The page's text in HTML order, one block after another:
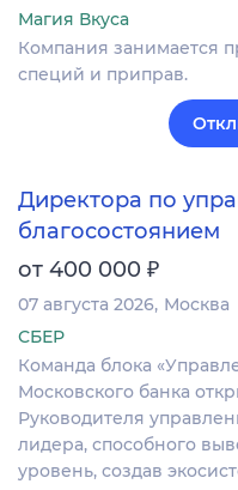
Магия Вкуса
Компания занимается
специй и приправ.
Директора по
благосостоянием
от 400 000 ₽
07 августа 2026 Москва
СБЕР
Команда блока
Московского банка
Руководителя
лидера, способного
уровень, создав